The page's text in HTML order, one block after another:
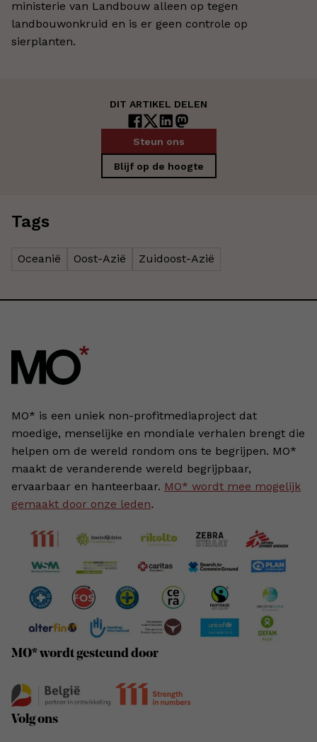
ministerie van Landbouw alleen op tegen
landbouwonkruid en is er geen controle op
sierplanten.
DIT ARTIKEL DELEN
Steun ons
Blijf op de hoogte
Tags
Oceanië Oost-Azië Zuidoost-Azië
MO* is een uniek non-profitmediaproject dat
moedige, menselijke en mondiale verhalen brengt die
helpen om de wereld rondom ons te begrijpen. MO*
maakt de veranderende wereld begrijpbaar,
ervaarbaar en hanteerbaar. MO* wordt mee mogelijk
gemaakt door onze leden.
MO* wordt gesteund door
Volg ons